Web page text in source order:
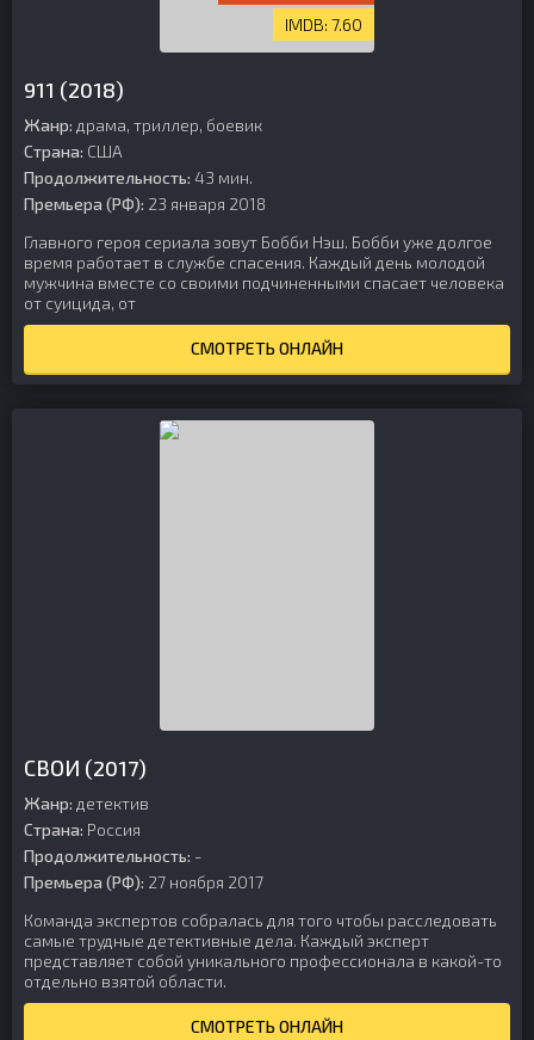
7.60
911 (2018)
Жанр: драма, триллер, боевик
Страна: США
Продолжительность: 43 мин.
Премьера (РФ): 23 января 2018
Главного героя сериала зовут Бобби Нэш. Бобби уже долгое
время работает в службе спасения. Каждый день молодой
мужчина вместе со своими подчиненными спасает человека
от суицида, от
СМОТРЕТЬ ОНЛАЙН
СВОИ (2017)
Жанр: детектив
Страна: Россия
Продолжительность: -
Премьера (РФ): 27 ноября 2017
Команда экспертов собралась для того чтобы расследовать
самые трудные детективные дела. Каждый эксперт
представляет собой уникального профессионала в какой-то
отдельно взятой области.
СМОТРЕТЬ ОНЛАЙН